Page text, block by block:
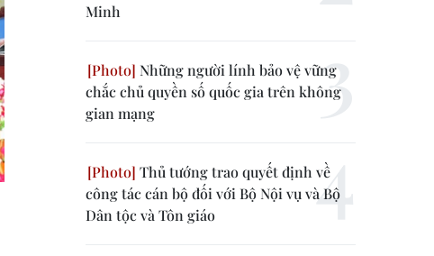
Minh
Những người lính bảo vệ vững
chắc chủ quyền số quốc gia trên không
gian mạng
Thủ tướng trao quyết định về
công tác cán bộ đối với Bộ Nội vụ và Bộ
Dân tộc và Tôn giáo